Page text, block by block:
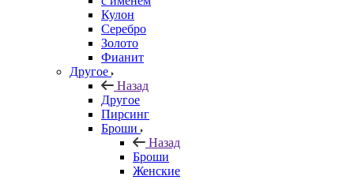
Кулон
Серебро
Золото
Фианит
Другое
Назад
Другое
Пирсинг
Броши
Назад
Броши
Женские